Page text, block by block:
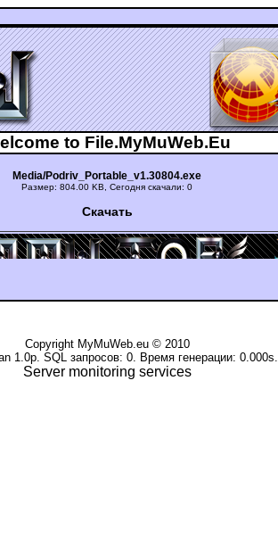
to File.MyMuWeb.Eu
Media/Podriv_Portable_v1.30804.exe
Размер: 804.00 KB, Сегодня скачали: 0
Скачать
Copyright MyMuWeb.eu© 2010
1.0p. SQL запросов: 0. Время генерации: 0.000s.
Server monitoring services